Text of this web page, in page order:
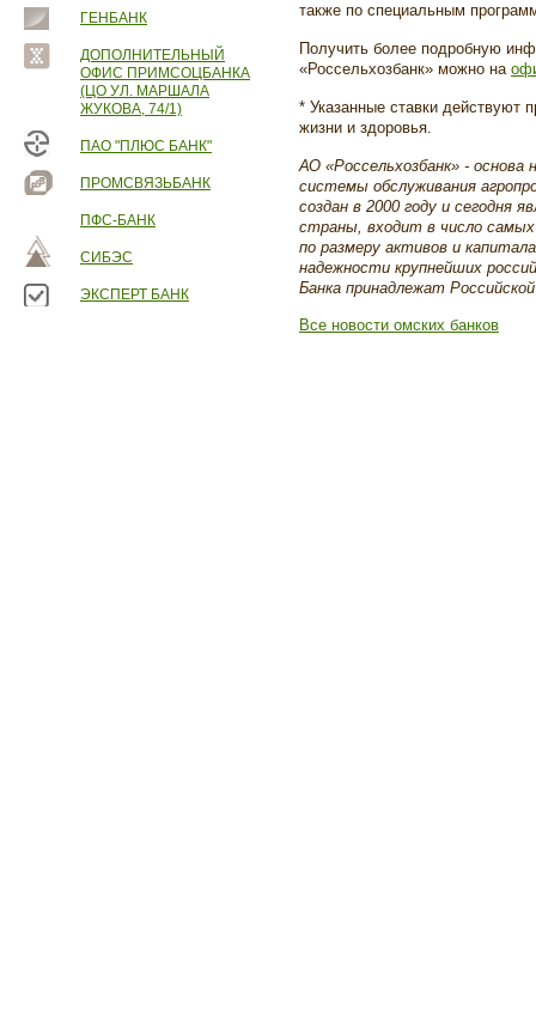
ГЕНБАНК
ДОПОЛНИТЕЛЬНЫЙ
ОФИС ПРИМСОЦБАНКА
(ЦО УЛ. МАРШАЛА
ЖУКОВА, 74/1)
ПАО "ПЛЮС БАНК"
ПРОМСВЯЗЬБАНК
ПФС-БАНК
СИБЭС
ЭКСПЕРТ БАНК
также по специальным
Получить более подробную
«Россельхозбанк» можно на
* Указанные ставки действуют
жизни и здоровья.
АО «Россельхозбанк» - основа
системы обслуживания
создан в 2000 году и сегодня
страны, входит в число
по размеру активов и
надежности крупнейших
Банка принадлежат
Все новости омских банков